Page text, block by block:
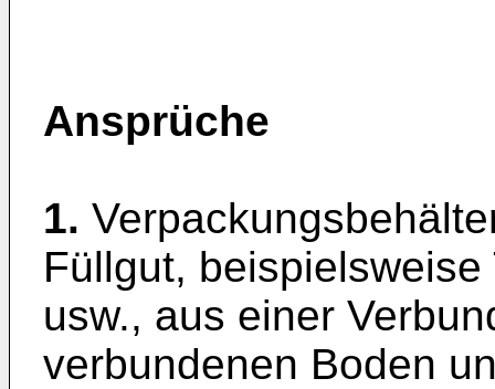
Ansprüche
1.
Füllgut,
usw., aus einer
verbundenen Boden